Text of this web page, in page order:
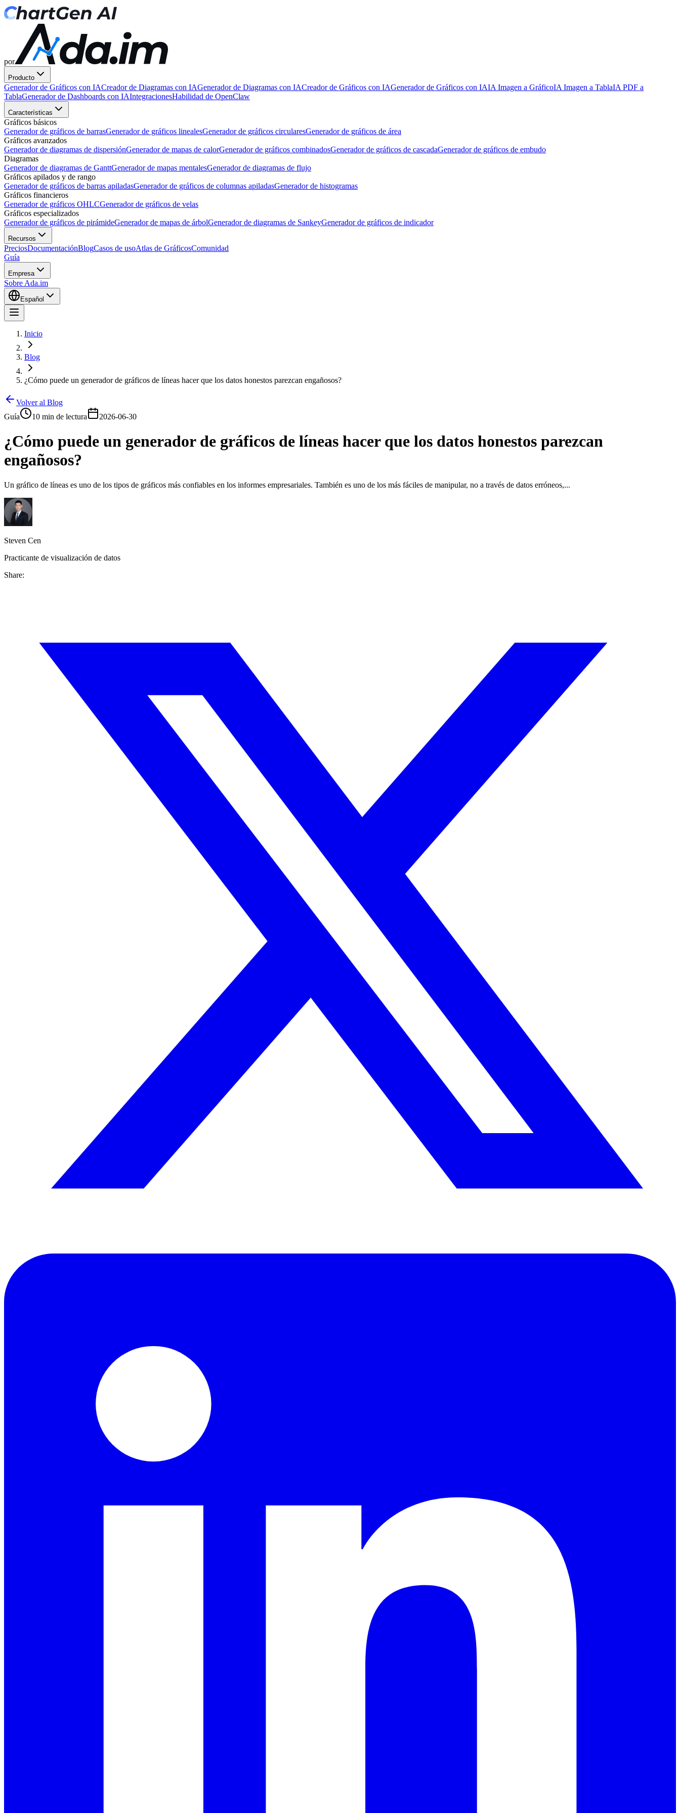
por
Producto
Generador de Gráficos con IACreador de Diagramas con IAGenerador de Diagramas con IACreador de Gráficos con IAGenerador de Gráficos con IAIA Imagen a GráficoIA Imagen a TablaIA PDF a
TablaGenerador de Dashboards con IAIntegracionesHabilidad de OpenClaw
Características
Gráficos básicos
Generador de gráficos de barrasGenerador de gráficos linealesGenerador de gráficos circularesGenerador de gráficos de área
Gráficos avanzados
Generador de diagramas de dispersiónGenerador de mapas de calorGenerador de gráficos combinadosGenerador de gráficos de cascadaGenerador de gráficos de embudo
Diagramas
Generador de diagramas de GanttGenerador de mapas mentalesGenerador de diagramas de flujo
Gráficos apilados y de rango
Generador de gráficos de barras apiladasGenerador de gráficos de columnas apiladasGenerador de histogramas
Gráficos financieros
Generador de gráficos OHLCGenerador de gráficos de velas
Gráficos especializados
Generador de gráficos de pirámideGenerador de mapas de árbolGenerador de diagramas de SankeyGenerador de gráficos de indicador
Recursos
PreciosDocumentaciónBlogCasos de usoAtlas de GráficosComunidad
Guía
Empresa
Sobre Ada.im
Español
Inicio
Blog
¿Cómo puede un generador de gráficos de líneas hacer que los datos honestos parezcan engañosos?
Volver al Blog
Guía
10 min de lectura 2026-06-30
¿Cómo puede un generador de gráficos de líneas hacer que los datos honestos parezcan
engañosos?
Un gráfico de líneas es uno de los tipos de gráficos más confiables en los informes empresariales. También es uno de los más fáciles de manipular, no a través de datos erróneos,...
Steven Cen
Practicante de visualización de datos
Share: